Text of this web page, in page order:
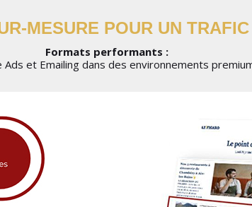
MESURE POUR UN
Formats performants :
et Emailing dans des environnements